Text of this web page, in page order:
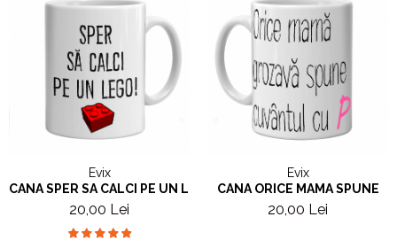
Evix
CANA SPER SA CALCI PE UN LEGO
20,00 Lei
Evix
CANA ORICE MAMA SPUNE
20,00 Lei